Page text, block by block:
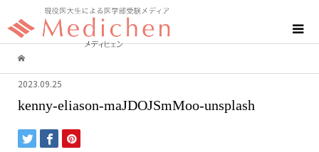
2023.09.25
kenny-eliason-maJDOJSmMoo-unsplash